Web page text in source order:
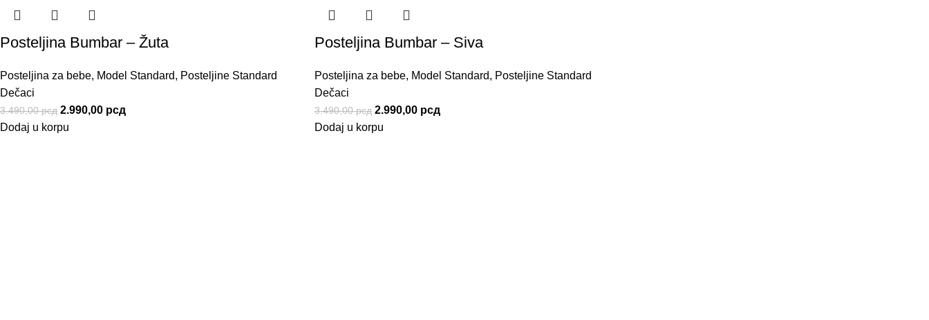
Posteljina Bumbar – Žuta
Posteljina za bebe, Model Standard, Posteljine Standard
Dečaci
3.490,00рсд 2.990,00 рсд
Dodaj u korpu
Posteljina Bumbar – Siva
Posteljina za bebe, Model Standard, Posteljine Standard
Dečaci
3.490,00рсд 2.990,00 рсд
Dodaj u korpu